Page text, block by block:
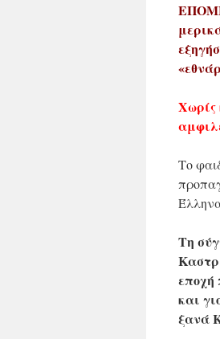
Χωρίς
Το
Τη
εποχή
και
ξανά